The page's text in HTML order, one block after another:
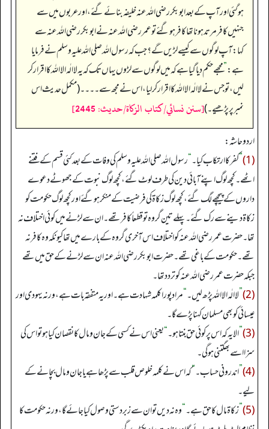
ہو گئی اور آپ کے بعد ابوبکر رضی اللہ عنہ خلیفہ بنائے گئے، اور عربوں میں سے
جنہیں کافر مرتد ہونا تھا کافر ہو گئے تو عمر رضی اللہ عنہ نے ابوبکر رضی اللہ عنہ سے
کہا: آپ لوگوں سے کیسے لڑیں گے؟ جب کہ رسول اللہ صلی اللہ علیہ وسلم نے فرمایا
ہے:”مجھے حکم دیا گیا ہے کہ میں لوگوں سے لڑوں یہاں تک کہ یہ لا الٰہ الا اللہ کا اقرار کر
لیں، تو جس نے لا الٰہ الا اللہ کا اقرار کر لیا، اس نے مجھ سے۔۔۔۔ (مکمل حدیث اس
نمبر پر پڑھیے۔)[سنن نسائي/كتاب الزكاة/حدیث: 2445]
اردو حاشہ:
(1)
”کفر کا ارتکاب کیا۔“رسول اللہ صلی اللہ علیہ وسلم کی وفات کے بعد کئی قسم کے فتنے
اٹھے۔ کچھ لوگ اپنے آبائی دین کی طرف لوٹ گئے، کچھ لوگ نبوت کے جھوٹے دعوے
داروں کے پیچھے لگ گئے، کچھ لوگ زکاۃ کی فرضیت کے منکر ہوگئے اور کچھ لوگ حکومت کو
زکاۃ دینے سے رک گئے۔ پہلے تین گروہ تو قطعاً کافر تھے۔ ان سے لڑنے میں کوئی اختلاف نہ
تھا۔ حضرت عمر رضی اللہ عنہ کو اختلاف اس آخری گروہ کے بارے میں تھا کیونکہ وہ کافر نہ
تھے۔ حکومت کے باغی تھے۔ حضرت ابوبکر رضی اللہ عنہ ان سے لڑنے کے حق میں تھے
جبکہ حضرت عمر رضی اللہ عنہ کو تردد تھا۔
(2)
”لا الٰہ الا اللہ پڑھ لیں۔“مراد پورا کلمہ شہادت ہے۔ اور یہ متفقہ بات ہے، ورنہ یہودی اور
عیسائی کو بھی مسلمان کہنا پڑے گا۔
(3)
”الا یہ کہ اس پر کوئی حق بنتا ہو۔“یعنی اس نے کسی کے جان ومال کا نقصان کیا ہو تو اس کی
سزا اسے بھگتنی ہوگی۔
(4)
”اندرونی حساب۔“کہ اس نے کلمہ خلوص قلب سے پڑھا ہے یا جان ومال بچانے کے
لیے۔
(5)
”زکاۃ مال کا حق ہے۔“وہ نہ دیں تو ان سے زبردستی وصول کیا جائے گا، ورنہ حکومت کا